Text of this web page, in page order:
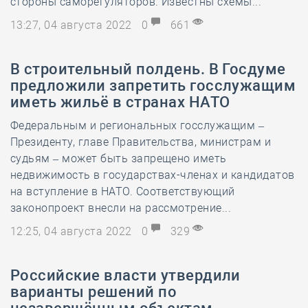
13:27, 04 августа 2022
0 661
В строительный полдень. В Госдуме
предложили запретить госслужащим
иметь жильё в странах НАТО
Федеральным и региональных госслужащим –
Президенту, главе Правительства, министрам и
судьям – может быть запрещено иметь
недвижимость в государствах-членах и кандидатов
на вступление в НАТО. Соответствующий
законопроект внесли на рассмотрение...
12:25, 04 августа 2022
0 329
Российские власти утвердили
варианты решений по